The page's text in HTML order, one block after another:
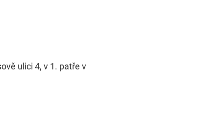
ulici 4, v 1. patře v